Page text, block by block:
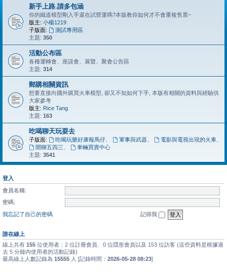
新手上路.請多包涵
你的鐵道模型剛入手還在試營運嗎?本版教你如何才不會重複售票~
版主: 小楊1219
子版面:
測試專用區
主題: 350
活動公布區
各種運轉會、座談會、展覽、聚會公告區
主題: 314
郵購相關資訊
想要直接向國外購買火車模型, 卻又不知如何下手, 本版有相關的資料與經驗供
大家參考
版主: Rice Tang
主題: 163
吃喝聊天玩耍去
子版面: 吃喝玩樂好康報馬仔、 軍事與武器、 電影與電視出現的火車、
閒聊五四三
車輛買賣中心
主題: 3541
登入
會員名稱:
密碼:
我忘記了自己的密碼
記得我
誰在線上
線上共有 155 位使用者：2 位註冊會員、0 位隱形會員以及 153 位訪客 (這些資料是根據過
去 5 分鐘內使用者的活動記錄)
最高線上人數記錄為 15555 人 [記錄時間： 2026-05-28 08:23]